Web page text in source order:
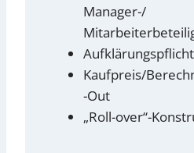
Manager-/
Kaufpreis/
-Out
„Roll-over“-